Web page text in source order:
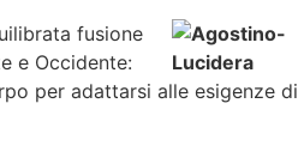
fusione
e Occidente:
per adattarsi alle esigenze di